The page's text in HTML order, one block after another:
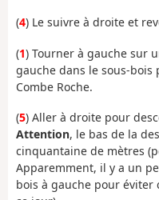
(4) Le suivre à droite et
(1) Tourner à gauche sur
gauche dans le sous-
Combe Roche.
(5) Aller à droite pour
Attention, le bas de la
cinquantaine de mètres
Apparemment, il y a un
bois à gauche pour éviter